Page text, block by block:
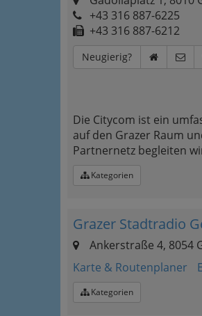
+43 316 887-6225
+43 316 887-6212
Neugierig?
Die Citycom ist ein
auf den Grazer Raum
Partnernetz begleiten
Kategorien
Grazer Stadtradio
Ankerstraße 4, 8054
Karte & Routenplaner
Kategorien